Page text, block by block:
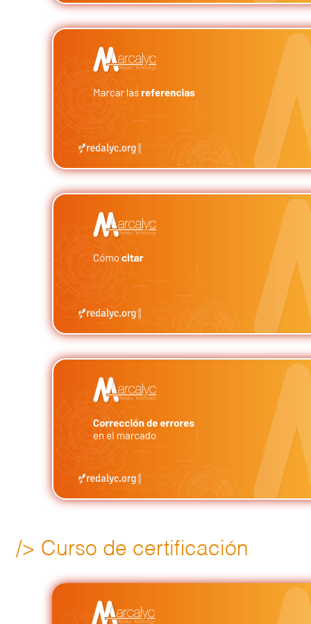
/> Curso de certificación